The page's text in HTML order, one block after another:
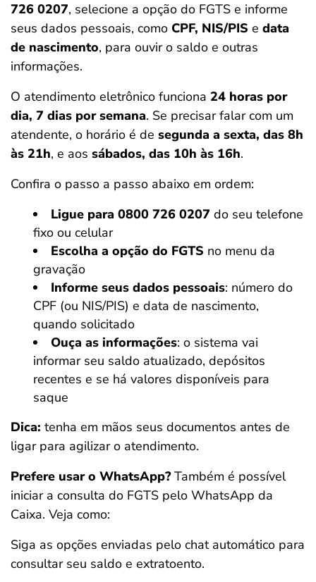
726 0207, selecione a opção do FGTS e informe
seus dados pessoais, como CPF, NIS/PIS e data
de nascimento, para ouvir o saldo e outras
informações.
O atendimento eletrônico funciona 24 horas por
dia, 7 dias por semana. Se precisar falar com um
atendente, o horário é de segunda a sexta, das 8h
às 21h, e aos sábados, das 10h às 16h.
Confira o passo a passo abaixo em ordem:
Ligue para 0800 726 0207 do seu telefone
fixo ou celular
Escolha a opção do FGTS no menu da
gravação
Informe seus dados pessoais: número do
CPF (ou NIS/PIS) e data de nascimento,
quando solicitado
Ouça as informações: o sistema vai
informar seu saldo atualizado, depósitos
recentes e se há valores disponíveis para
saque
Dica: tenha em mãos seus documentos antes de
ligar para agilizar o atendimento.
Prefere usar o WhatsApp?Também é possível
iniciar a consulta do FGTS pelo WhatsApp da
Caixa. Veja como:
Siga as opções enviadas pelo chat automático para
consultar seu saldo e extratoento.